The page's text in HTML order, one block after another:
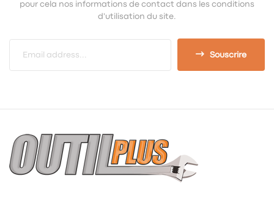
pour cela nos informations de contact dans les conditions
d'utilisation du site.
Souscrire